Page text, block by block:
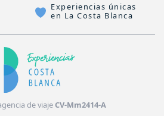
Experiencias únicas
en La Costa Blanca
de viajeCV-Mm2414-A